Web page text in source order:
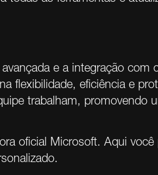
e a integração com
flexibilidade, eficiência e
trabalham, promovendo
oficial Microsoft. Aqui